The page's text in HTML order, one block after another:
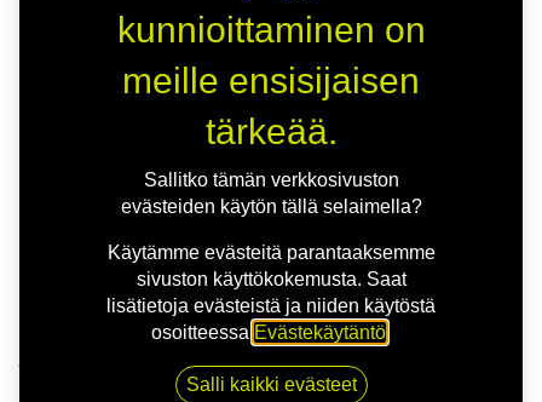
MSW 51 G.BLK/POL | 10X20 5-132 E28 C66,55 60
kunnioittaminen on
meille ensisijaisen
tärkeää.
Sallitko tämän verkkosivuston
evästeiden käytön tällä selaimella?
Käytämme evästeitä parantaaksemme
sivuston käyttökokemusta. Saat
lisätietoja evästeistä ja niiden käytöstä
osoitteessa Evästekäytäntö
Salli kaikki evästeet